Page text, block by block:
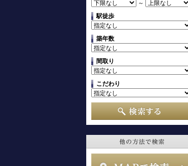
～
駅徒歩
築年数
間取り
こだわり